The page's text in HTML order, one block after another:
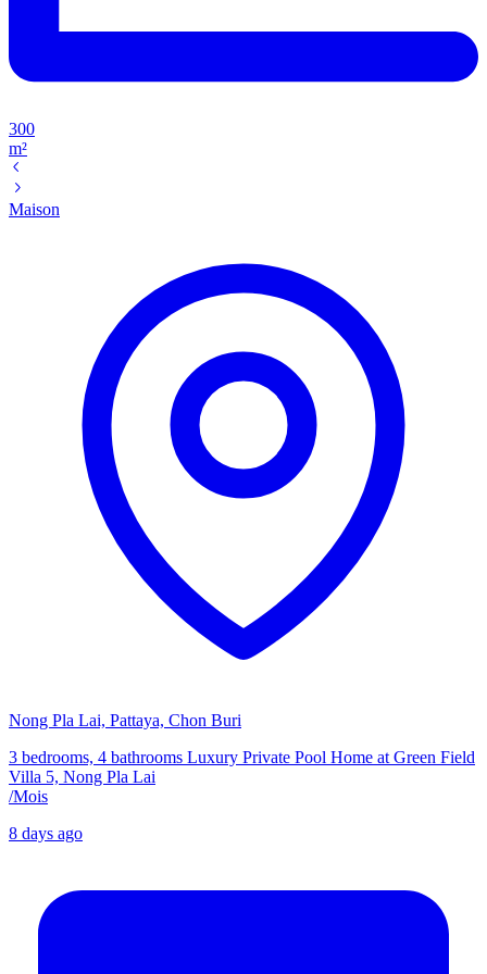
300
m²
Maison
Nong Pla Lai, Pattaya, Chon Buri
3 bedrooms, 4 bathrooms Luxury Private Pool Home at Green Field
Villa 5, Nong Pla Lai
/Mois
8 days ago